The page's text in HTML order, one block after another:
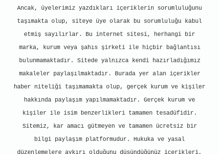
Ancak, üyelerimiz yazdıkları içeriklerin sorumluluğunu
taşımakta olup, siteye üye olarak bu sorumluluğu kabul
etmiş sayılırlar. Bu internet sitesi, herhangi bir
marka, kurum veya şahıs şirketi ile hiçbir bağlantısı
bulunmamaktadır. Sitede yalnızca kendi hazırladığımız
makaleler paylaşılmaktadır. Burada yer alan içerikler
haber niteliği taşımamakta olup, gerçek kurum ve kişiler
hakkında paylaşım yapılmamaktadır. Gerçek kurum ve
kişiler ile isim benzerlikleri tamamen tesadüfidir.
Sitemiz, kar amacı gütmeyen ve tamamen ücretsiz bir
bilgi paylaşım platformudur. Hukuka ve yasal
düzenlemelere aykırı olduğunu düşündüğünüz içerikleri,